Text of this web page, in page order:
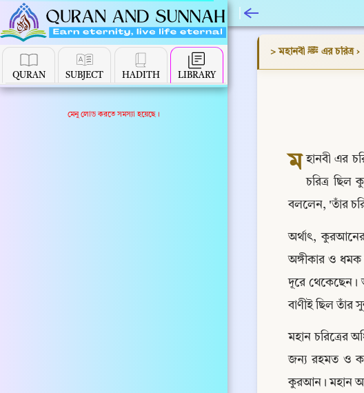
QURAN SUBJECT HADITH LIBRARY
মেনু লোড করতে সমস্যা হয়েছে।
> মহানবী ﷺ এর চরিত্র ›
ম হানবী এর
চরিত্র ছিল
বললেন, 'তাঁর
অর্থাৎ,
অঙ্গীকার ও ধমক
দূরে থেকেছেন।
বাণীই ছিল তাঁর
মহান চরিত্রের
জন্য রহমত ও
কুরআন। মহান